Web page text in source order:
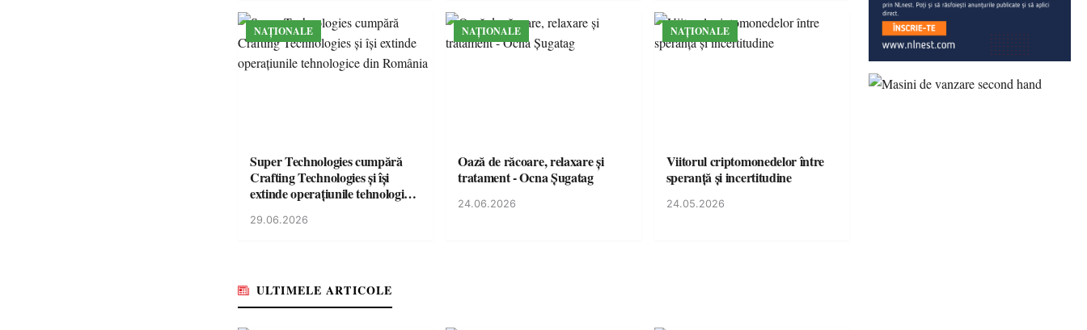
NAȚIONALE
Super Technologies cumpără
Crafting Technologies și își
extinde operațiunile tehnologice
29.06.2026
NAȚIONALE
Oază de răcoare, relaxare și
tratament - Ocna Șugatag
24.06.2026
NAȚIONALE
Viitorul criptomonedelor între
speranță și incertitudine
24.05.2026
ULTIMELE ARTICOLE